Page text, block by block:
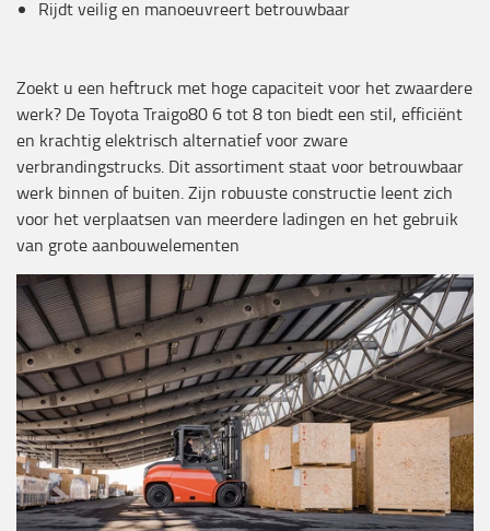
Rijdt veilig en manoeuvreert betrouwbaar
Zoekt u een heftruck met hoge capaciteit voor het zwaardere
werk? De Toyota Traigo80 6 tot 8 ton biedt een stil, efficiënt
en krachtig elektrisch alternatief voor zware
verbrandingstrucks. Dit assortiment staat voor betrouwbaar
werk binnen of buiten. Zijn robuuste constructie leent zich
voor het verplaatsen van meerdere ladingen en het gebruik
van grote aanbouwelementen